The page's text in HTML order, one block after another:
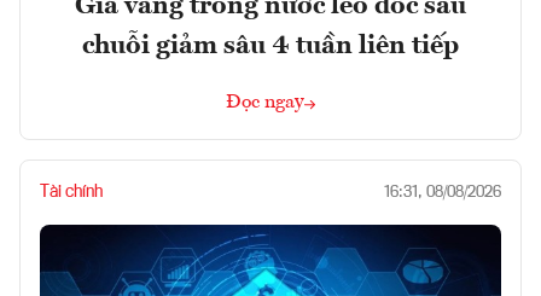
Giá vàng trong nước leo dốc sau
chuỗi giảm sâu 4 tuần liên tiếp
Đọc ngay
Tài chính 16:31, 08/08/2026